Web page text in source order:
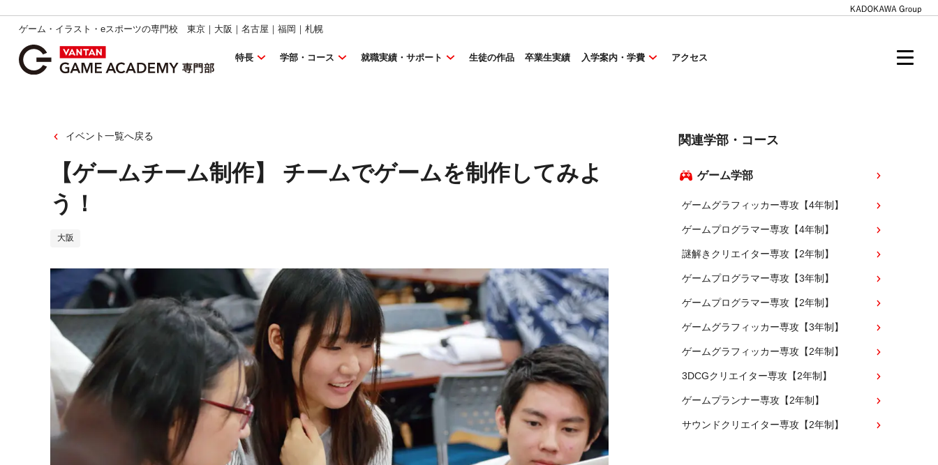
ゲーム・イラスト・eスポーツの専門校 東京｜大阪｜名古屋｜福岡｜札幌
特長 学部・コース 就職実績・サポート 生徒の作品 卒業生実績 入学案内・学費 アクセス
イベント一覧へ戻る
【ゲームチーム制作】 チームでゲームを制作してみよ
う！
大阪
関連学部・コース
ゲーム学部
ゲームグラフィッカー専攻【4年制】
ゲームプログラマー専攻【4年制】
謎解きクリエイター専攻【2年制】
ゲームプログラマー専攻【3年制】
ゲームプログラマー専攻【2年制】
ゲームグラフィッカー専攻【3年制】
ゲームグラフィッカー専攻【2年制】
3DCGクリエイター専攻【2年制】
ゲームプランナー専攻【2年制】
サウンドクリエイター専攻【2年制】